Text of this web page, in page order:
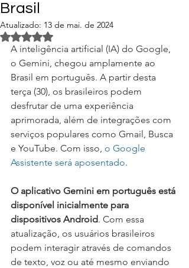
Brasil
Atualizado: 13 de mai. de 2024
Avaliado com NaN de 5 estrelas.
A inteligência artificial (IA) do Google,
o Gemini, chegou amplamente ao
Brasil em português. A partir desta
terça (30), os brasileiros podem
desfrutar de uma experiência
aprimorada, além de integrações com
serviços populares como Gmail, Busca
e YouTube. Com isso, o Google
Assistente será aposentado.
O aplicativo Gemini em português está
disponível inicialmente para
dispositivos Android. Com essa
atualização, os usuários brasileiros
podem interagir através de comandos
de texto, voz ou até mesmo enviando